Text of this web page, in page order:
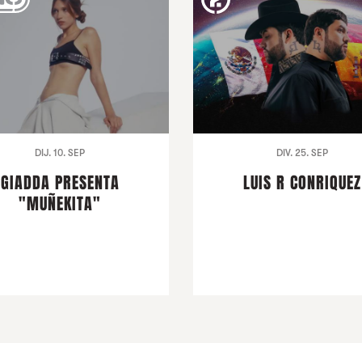
DIJ. 10. SEP
GIADDA PRESENTA
"MUÑEKITA"
DIV. 25. SEP
LUIS R CONRIQUEZ